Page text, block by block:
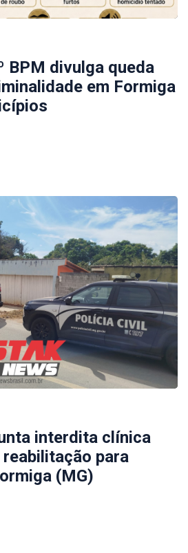
BPM divulga queda
em Formiga
interdita clínica
para
(MG)